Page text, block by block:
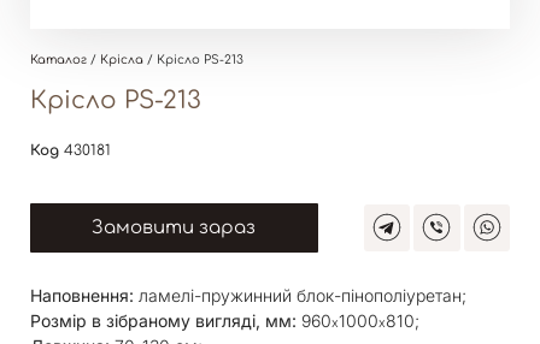
Каталог / Крісла / Крісло PS-213
Крісло PS-213
Код 430181
Замовити зараз
Наповнення: ламелі-пружинний блок-пінополіуретан;
Розмір в зібраному вигляді, мм: 960х1000х810;